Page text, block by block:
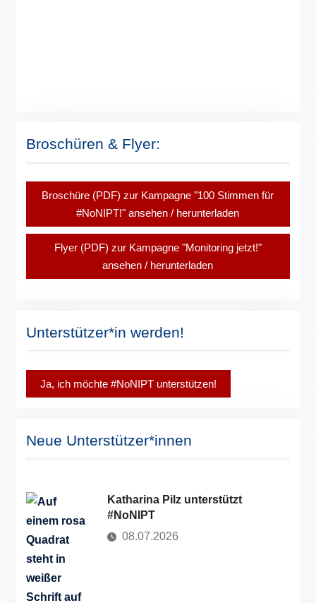
Broschüren & Flyer:
Broschüre (PDF) zur Kampagne "100 Stimmen für
#NoNIPT!" ansehen / herunterladen
Flyer (PDF) zur Kampagne "Monitoring jetzt!"
ansehen / herunterladen
Unterstützer*in werden!
Ja, ich möchte #NoNIPT unterstützen!
Neue Unterstützer*innen
Katharina Pilz unterstützt
#NoNIPT
08.07.2026